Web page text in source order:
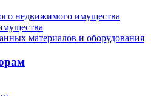
недвижимого имущества
материалов и оборудования